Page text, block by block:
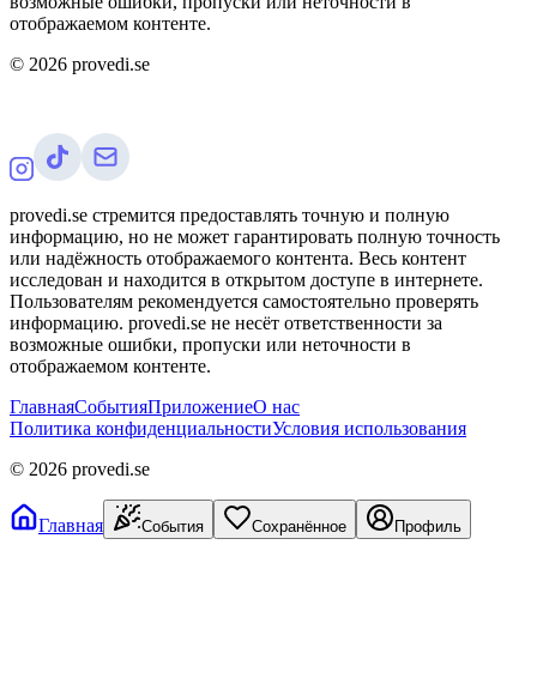
отображаемом контенте.
© 2026 provedi.se
provedi.se стремится предоставлять точную и полную
информацию, но не может гарантировать полную точность
или надёжность отображаемого контента. Весь контент
исследован и находится в открытом доступе в интернете.
Пользователям рекомендуется самостоятельно проверять
информацию. provedi.se не несёт ответственности за
возможные ошибки, пропуски или неточности в
отображаемом контенте.
ГлавнаяСобытияПриложениеО нас
Политика конфиденциальностиУсловия использования
© 2026 provedi.se
Главная События Сохранённое Профиль